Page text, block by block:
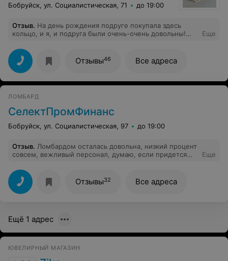
Бобруйск, ул. Социалистическая, 71 до 19:00
Отзыв. На день рождения подруге покупала здесь
кольцо, и я, и подруга были очень-очень довольны!
носке не утратило своей привлекательности! Очень
качественный, красивый и вариативный выбор
украшений, рекомендую!
Еще
Отзывы46 Все адреса
ЛОМБАРД
СелектПромФинанс
Бобруйск, ул. Социалистическая, 97 до 19:00
Отзыв. Ломбардом осталась довольна, низкий процент
совсем, вежливый персонал, думаю, если придется
Еще
Отзывы32 Все адреса
Ещё 1 адрес
ЮВЕЛИРНЫЙ МАГАЗИН